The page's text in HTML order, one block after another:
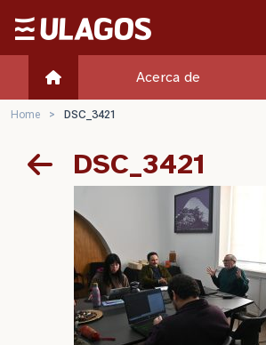
Ulagos Template
Acerca de
Home > DSC_3421
DSC_3421